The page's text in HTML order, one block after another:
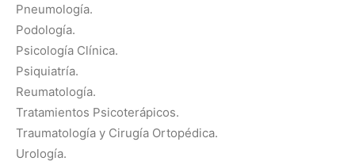
Pneumología.
Podología.
Psicología Clínica.
Psiquiatría.
Reumatología.
Tratamientos Psicoterápicos.
Traumatología y Cirugía Ortopédica.
Urología.